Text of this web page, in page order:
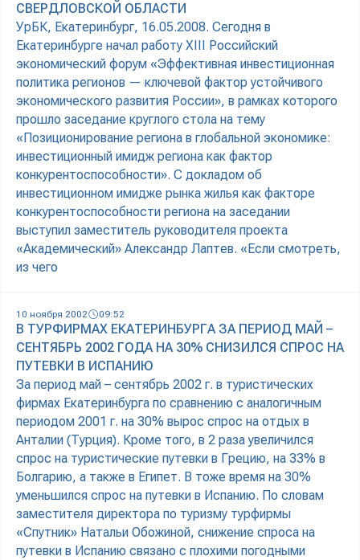
СВЕРДЛОВСКОЙ ОБЛАСТИ
УрБК, Екатеринбург, 16.05.2008. Сегодня в
Екатеринбурге начал работу XIII Российский
экономический форум «Эффективная инвестиционная
политика регионов — ключевой фактор устойчивого
экономического развития России», в рамках которого
прошло заседание круглого стола на тему
«Позиционирование региона в глобальной экономике:
инвестиционный имидж региона как фактор
конкурентоспособности». С докладом об
инвестиционном имидже рынка жилья как факторе
конкурентоспособности региона на заседании
выступил заместитель руководителя проекта
«Академический» Александр Лаптев. «Если смотреть,
из чего
10 ноября 2002 09:52
В ТУРФИРМАХ ЕКАТЕРИНБУРГА ЗА ПЕРИОД МАЙ –
СЕНТЯБРЬ 2002 ГОДА НА 30% СНИЗИЛСЯ СПРОС НА
ПУТЕВКИ В ИСПАНИЮ
За период май – сентябрь 2002 г. в туристических
фирмах Екатеринбурга по сравнению с аналогичным
периодом 2001 г. на 30% вырос спрос на отдых в
Анталии (Турция). Кроме того, в 2 раза увеличился
спрос на туристические путевки в Грецию, на 33% в
Болгарию, а также в Египет. В тоже время на 30%
уменьшился спрос на путевки в Испанию. По словам
заместителя директора по туризму турфирмы
«Спутник» Натальи Обожиной, снижение спроса на
путевки в Испанию связано с плохими погодными